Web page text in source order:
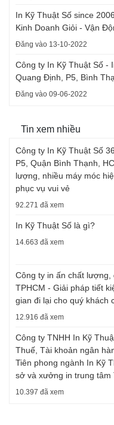
In Kỹ Thuật Số since
Kinh Doanh Giỏi - Vận
Đăng vào 13-10-2022
Công ty In Kỹ Thuật Số -
Quang Định, P5, Bình
Đăng vào 09-06-2022
Tin xem nhiều
Công ty In Kỹ Thuật Số
P5, Quận Bình Thạnh,
lượng, nhiều máy móc
phục vụ vui vẻ
92.271 đã xem
In Kỹ Thuật Số là gì?
14.663 đã xem
Công ty in ấn chất lượng,
TPHCM - Giải pháp tiết
gian đi lại cho quý khách
12.916 đã xem
Công ty TNHH In Kỹ
Thuế, Tài khoản ngân
Tiên phong ngành In Kỹ
sở và xưởng in trung tâm
10.397 đã xem